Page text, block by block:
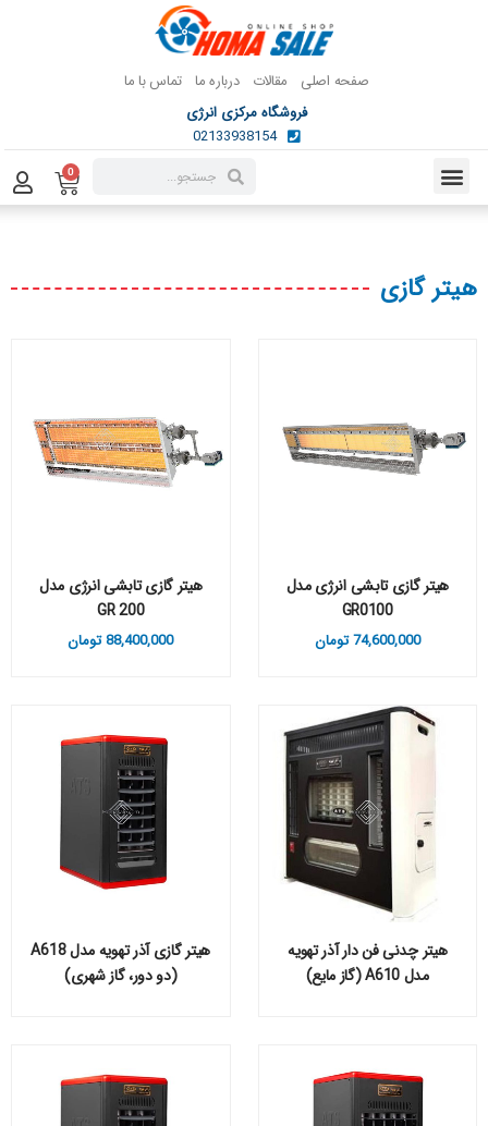
صفحه اصلی مقالات درباره ما تماس با ما
فروشگاه مرکزی انرژی
02133938154
0
هیتر گازی
هیتر گازی تابشی انرژی مدل
GR0100
74,600,000 تومان
هیتر گازی تابشی انرژی مدل
GR 200
88,400,000تومان
هیتر چدنی فن دار آذر تهویه
مدل A610 (گاز مایع)
هیتر گازی آذر تهویه مدل A618
(دو دور، گاز شهری)